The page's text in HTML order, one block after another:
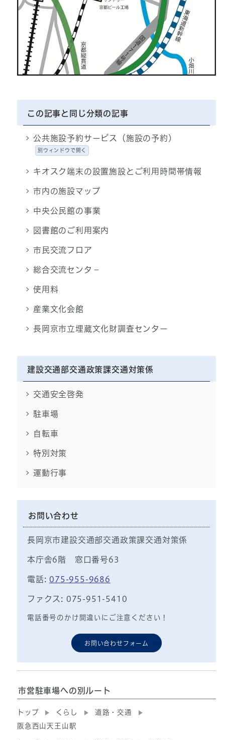
この記事と同じ分類の記事
公共施設予約サービス（施設の予約）
別ウィンドウで開く
キオスク端末の設置施設とご利用時間帯情報
市内の施設マップ
中央公民館の事業
図書館のご利用案内
市民交流フロア
総合交流センタ－
使用料
産業文化会館
長岡京市立埋蔵文化財調査センター
建設交通部交通政策課交通対策係
交通安全啓発
駐車場
自転車
特別対策
運動行事
お問い合わせ
長岡京市建設交通部交通政策課交通対策係
本庁舎6階 窓口番号63
電話: 075-955-9686
ファクス: 075-951-5410
電話番号のかけ間違いにご注意ください！
お問い合わせフォーム
市営駐車場への別ルート
トップ くらし
道路・交通
阪急西山天王山駅